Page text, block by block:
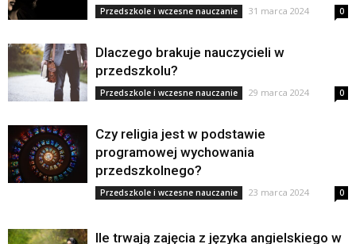
Przedszkole i wczesne nauczanie 31 marca 2024 0
Dlaczego brakuje nauczycieli w
przedszkolu?
Przedszkole i wczesne nauczanie 29 marca 2024 0
Czy religia jest w podstawie
programowej wychowania
przedszkolnego?
Przedszkole i wczesne nauczanie 23 marca 2024 0
Ile trwają zajęcia z języka angielskiego w